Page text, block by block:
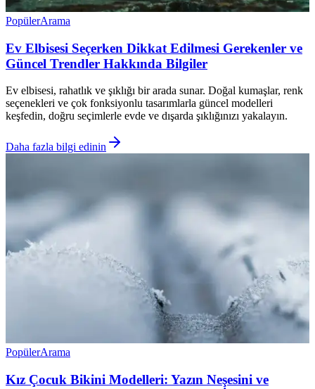
PopülerArama
Ev Elbisesi Seçerken Dikkat Edilmesi Gerekenler ve
Güncel Trendler Hakkında Bilgiler
Ev elbisesi, rahatlık ve şıklığı bir arada sunar. Doğal kumaşlar, renk
seçenekleri ve çok fonksiyonlu tasarımlarla güncel modelleri
keşfedin, doğru seçimlerle evde ve dışarda şıklığınızı yakalayın.
Daha fazla bilgi edinin
PopülerArama
Kız Çocuk Bikini Modelleri: Yazın Neşesini ve